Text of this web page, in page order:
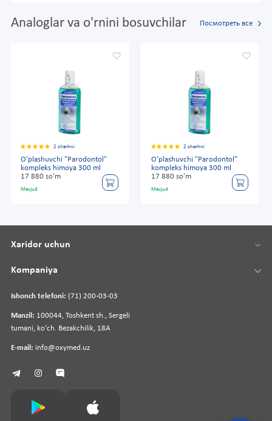
Analoglar va o'rnini bosuvchilar Посмотреть все
2 sharhni
O'plashuvchi "Parodontol"
kompleks himoya 300 ml
17 880 so'm
Mavjud
2 sharhni
O'plashuvchi "Parodontol"
kompleks himoya 300 ml
17 880 so'm
Mavjud
Ishonch telefoni: (71) 200-03-03
Manzil: 100044, Toshkent sh., Sergeli
tumani, koʻch. Bezakchilik, 18A
E-mail: info@oxymed.uz
Xaridor uchun
Kompaniya